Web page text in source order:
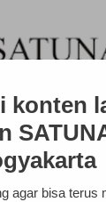
Menu
konten
agar bisa terus